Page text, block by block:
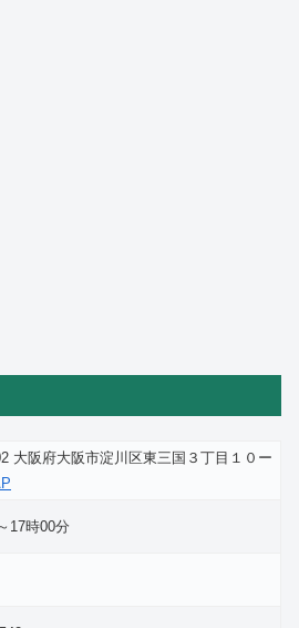
大阪府大阪市淀川区東三国３丁目１０ー
17時00分